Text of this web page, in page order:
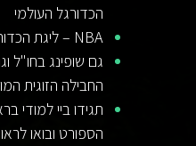
הכדורגל העולמי
NBA – ליגת הכדורסל הטובה בעולם
גם שופינג בחו"ל
החבילה הזוגית
תגידו ביי למודי
הספורט ובואו